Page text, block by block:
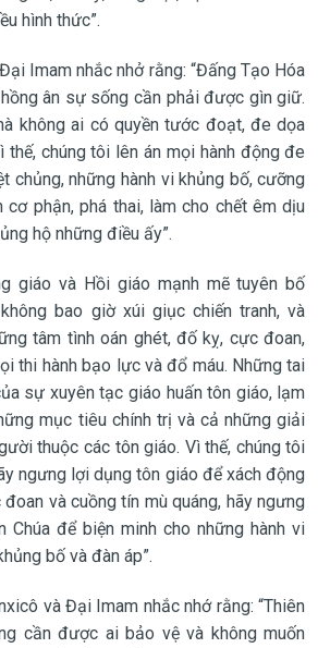
hình thức”.
Imam nhắc nhở rằng: “Đấng Tạo Hóa
ân sự sống cần phải được gìn giữ.
không ai có quyền tước đoạt, đe dọa
thế, chúng tôi lên án mọi hành động đe
chủng, những hành vi khủng bố, cưỡng
cơ phận, phá thai, làm cho chết êm dịu
hộ những điều ấy”.
giáo và Hồi giáo mạnh mẽ tuyên bố
bao giờ xúi giục chiến tranh, và
tâm tình oán ghét, đố kỵ, cực đoan,
thi hành bạo lực và đổ máu. Những tai
sự xuyên tạc giáo huấn tôn giáo, lạm
mục tiêu chính trị và cả những giải
thuộc các tôn giáo. Vì thế, chúng tôi
ngưng lợi dụng tôn giáo để xách động
và cuồng tín mù quáng, hãy ngưng
Chúa để biện minh cho những hành vi
bố và đàn áp”.
và Đại Imam nhắc nhớ rằng: “Thiên
cần được ai bảo vệ và không muốn